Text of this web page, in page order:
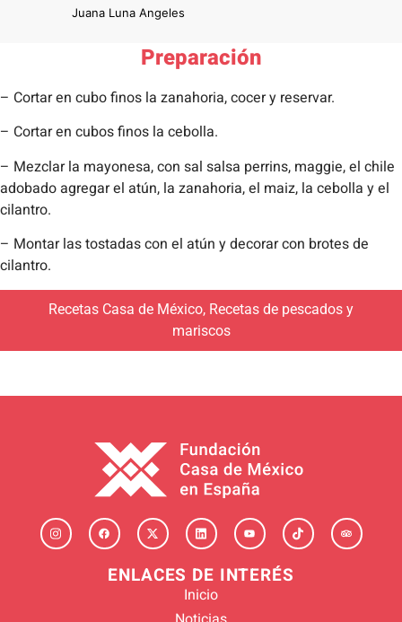
Juana Luna Angeles
Preparación
– Cortar en cubo finos la zanahoria, cocer y reservar.
– Cortar en cubos finos la cebolla.
– Mezclar la mayonesa, con sal salsa perrins, maggie, el chile
adobado agregar el atún, la zanahoria, el maiz, la cebolla y el
cilantro.
– Montar las tostadas con el atún y decorar con brotes de
cilantro.
Recetas Casa de México, Recetas de pescados y
mariscos
ENLACES DE INTERÉS
Inicio